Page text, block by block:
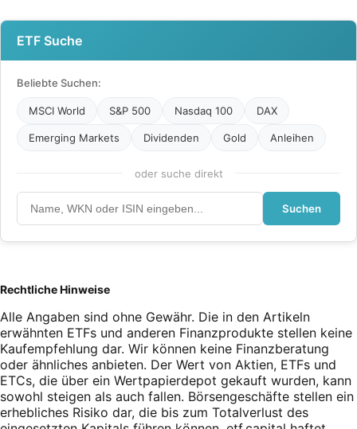
ETF Suche
Beliebte Suchen:
MSCI World S&P 500 Nasdaq 100 DAX
Emerging Markets Dividenden Gold Anleihen
oder suche direkt
Suchen
Rechtliche Hinweise
Alle Angaben sind ohne Gewähr. Die in den Artikeln
erwähnten ETFs und anderen Finanzprodukte stellen keine
Kaufempfehlung dar. Wir können keine Finanzberatung
oder ähnliches anbieten. Der Wert von Aktien, ETFs und
ETCs, die über ein Wertpapierdepot gekauft wurden, kann
sowohl steigen als auch fallen. Börsengeschäfte stellen ein
erhebliches Risiko dar, die bis zum Totalverlust des